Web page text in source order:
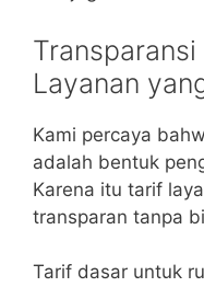
Layanan
Kami percaya
adalah bentuk
Karena itu tarif
transparan tanpa
Tarif dasar untuk